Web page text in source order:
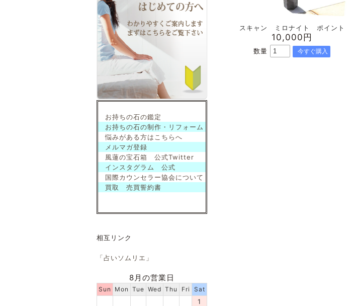
お持ちの石の鑑定
お持ちの石の制作・リフォーム
悩みがある方はこちらへ
メルマガ登録
風蓮の宝石箱 公式Twitter
インスタグラム 公式
国際カウンセラー協会について
買取 売買誓約書
相互リンク
「占いソムリエ」
8月の営業日
Sun Mon Tue Wed Thu Fri Sat
1
スキャン ミロナイト ポイント
10,000円
数量